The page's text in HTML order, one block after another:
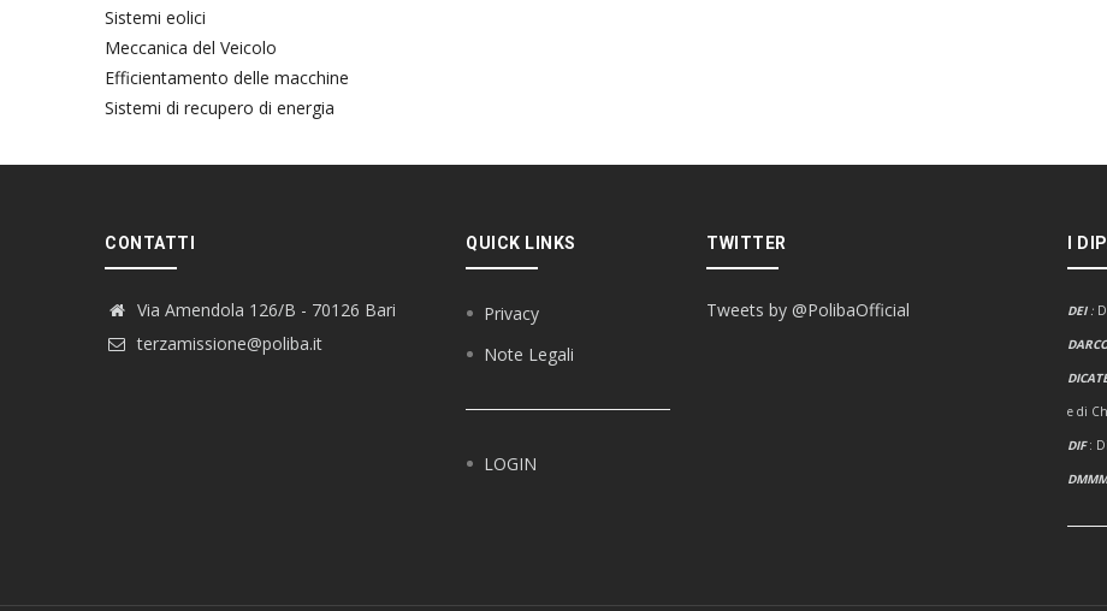
Sistemi eolici
Meccanica del Veicolo
Efficientamento delle macchine
Sistemi di recupero di energia
CONTATTI
Via Amendola 126/B - 70126 Bari
terzamissione@poliba.it
QUICK LINKS
Privacy
Note Legali
LOGIN
TWITTER
Tweets by @PolibaOfficial
I
DEI :
e di
DIF: